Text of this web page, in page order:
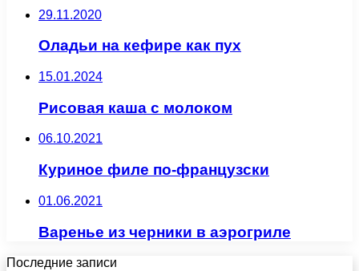
29.11.2020
Оладьи на кефире как пух
15.01.2024
Рисовая каша с молоком
06.10.2021
Куриное филе по-французски
01.06.2021
Варенье из черники в аэрогриле
Последние записи